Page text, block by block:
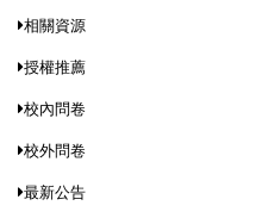
相關資源
授權推薦
校內問卷
校外問卷
最新公告